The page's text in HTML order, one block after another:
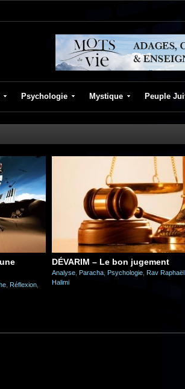
Psychologie Mystique Peuple
Réflexion
DÉVARIM – Le bon jugement
Analyse Paracha Psychologie Rav Raphaël
Halimi